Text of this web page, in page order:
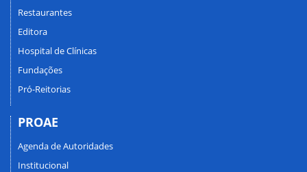
Restaurantes
Editora
Hospital de Clínicas
Fundações
Pró-Reitorias
PROAE
Agenda de Autoridades
Institucional